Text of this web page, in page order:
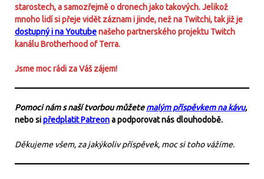
starostech, a samozřejmě o dronech jako takových. Jelikož
mnoho lidí si přeje vidět záznam i jinde, než na Twitchi, tak již je
dostupný i na Youtubenašeho partnerského projektu Twitch
kanálu Brotherhood of Terra.
Jsme moc rádi za Váš zájem!
Pomoci nám s naší tvorbou můžetemalým příspěvkem na kávu,
nebo sipředplatit Patreona podporovat nás dlouhodobě.
Děkujeme všem, za jakýkoliv příspěvek, moc si toho vážíme.